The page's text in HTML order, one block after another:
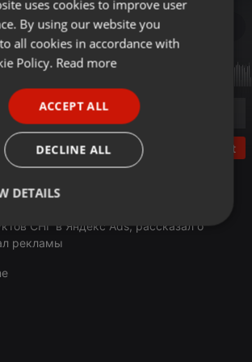
1
Post
выпуск программы «Деловое утро».
руководитель отдела по развитию
СНГ в Яндекс Ads, рассказал о
рекламы
GERMAN
uses cookies to improve user
By using our website you
all cookies in accordance with
Policy. Read more
ACCEPT ALL
DECLINE ALL
DETAILS
Targeting Functionality